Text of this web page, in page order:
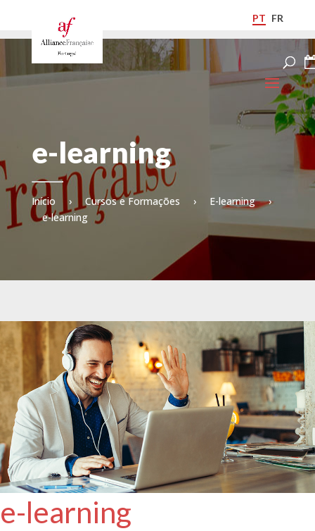
PT FR
e-learning
Início › Cursos e Formações › E-learning
›
e-learning
e-learning